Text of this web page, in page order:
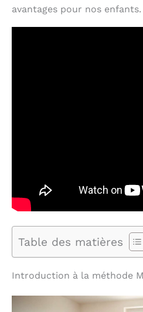
avantages pour nos enfants.
Table des matières
Introduction à la méthode